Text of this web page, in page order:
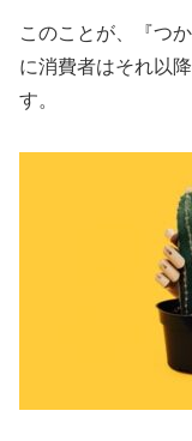
このことが、『つ
に消費者はそれ以
す。